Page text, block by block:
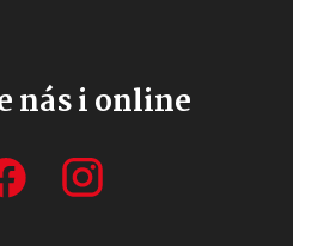
nás i online